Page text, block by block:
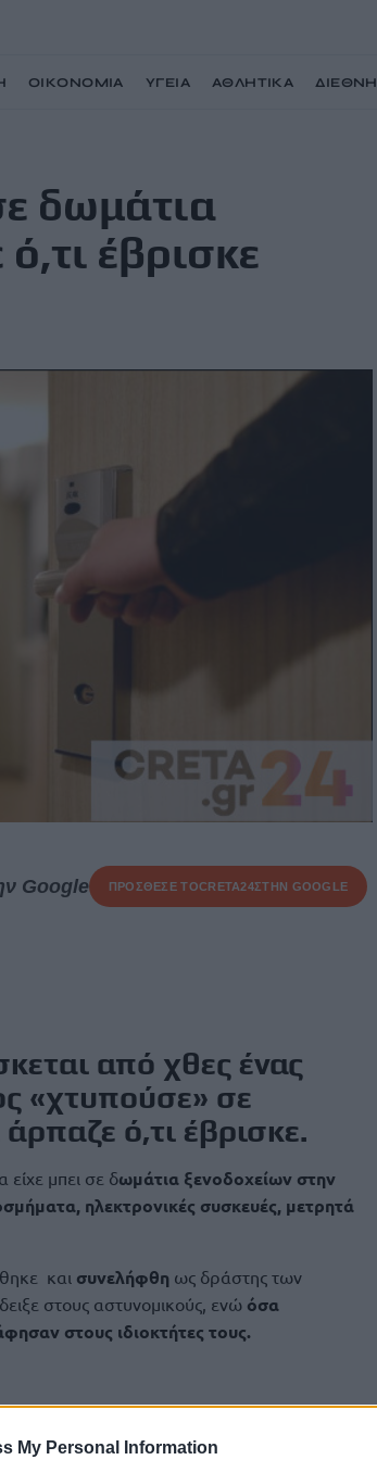
My Personal Information
ΟΙΚΟΝΟΜΙΑ ΥΓΕΙΑ ΑΘΛΗΤΙΚΑ ΔΙΕΘΝΗ
δωμάτια
έβρισκε
Google ΠΡΟΣΘΕΣΕ ΤΟCRETA24ΣΤΗΝ GOOGLE
από χθες ένας
«χτυπούσε» σε
ό,τι έβρισκε.
είχε μπει σε δωμάτια ξενοδοχείων στην
ηλεκτρονικές συσκευές, μετρητά
και συνελήφθη ως δράστης των
στους αστυνομικούς, ενώ όσα
στους ιδιοκτήτες τους.
του Αστυνομικού Τμήματος Χερσονήσου
οι οποίες διαπράχθηκαν στην ευρύτερη